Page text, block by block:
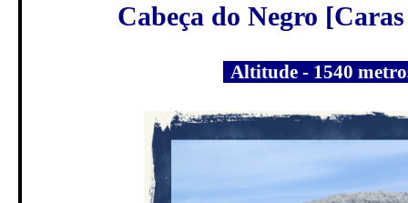
Cabeça do Negro
Altitude - 1540